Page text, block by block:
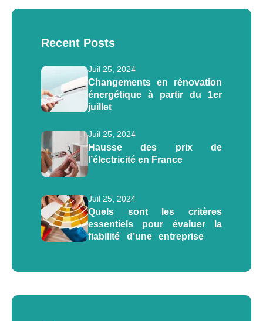
Recent Posts
Juil 25, 2024
Changements en rénovation
énergétique à partir du 1er
juillet
Juil 25, 2024
Hausse des prix de
l’électricité en France
Juil 25, 2024
Quels sont les critères
essentiels pour évaluer la
fiabilité d’une entreprise de